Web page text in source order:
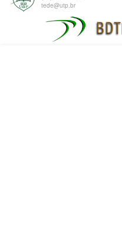
tede@utp.br